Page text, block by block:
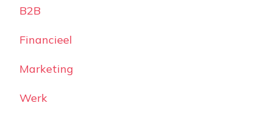
B2B
Financieel
Marketing
Werk